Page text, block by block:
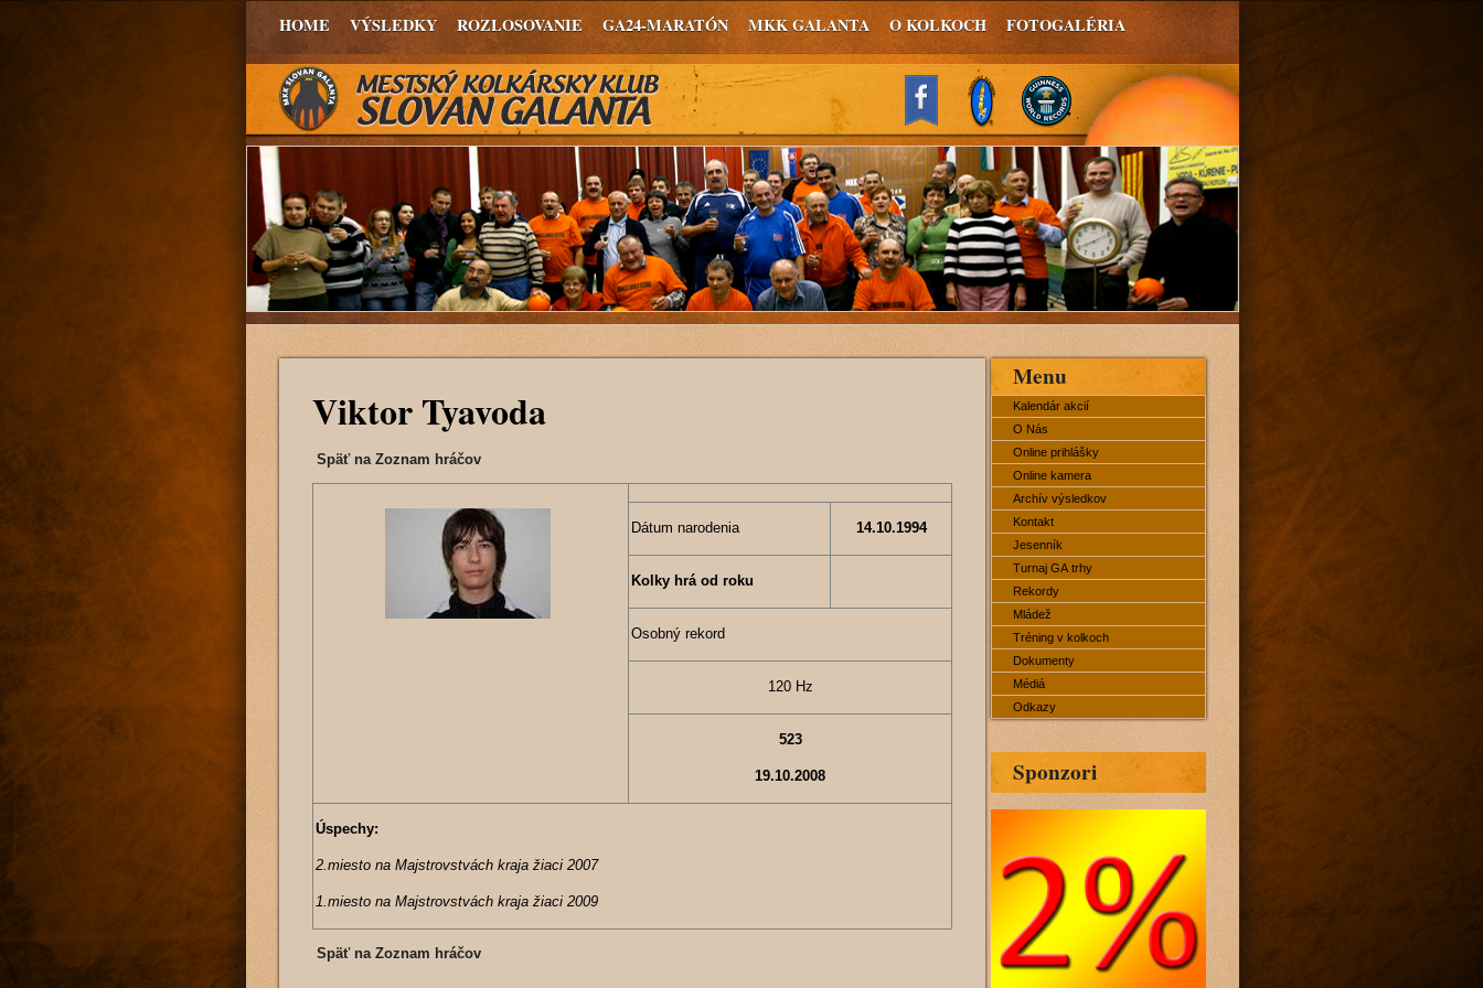
HOME VÝSLEDKY ROZLOSOVANIE GA24-MARATÓN MKK GALANTA O KOLKOCH FOTOGALÉRIA
Viktor Tyavoda
Späť na Zoznam hráčov
Dátum narodenia 14.10.1994
Kolky hrá od roku
Osobný rekord
120 Hz
523
19.10.2008
Úspechy:
2.miesto na Majstrovstvách kraja žiaci 2007
1.miesto na Majstrovstvách kraja žiaci 2009
Späť na Zoznam hráčov
Menu
Kalendár akcií
O Nás
Online prihlášky
Online kamera
Archív výsledkov
Kontakt
Jesenník
Turnaj GA trhy
Rekordy
Mládež
Tréning v kolkoch
Dokumenty
Médiá
Odkazy
Sponzori